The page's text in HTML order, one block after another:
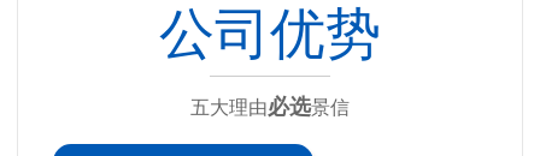
公司优势
五大理由必选景信